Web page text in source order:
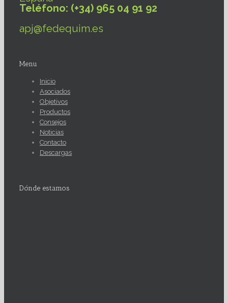
Teléfono: (+34) 965 04 91 92
apj@fedequim.es
Menu
Inicio
Asociados
Objetivos
Productos
Consejos
Noticias
Contacto
Descargas
Dónde estamos